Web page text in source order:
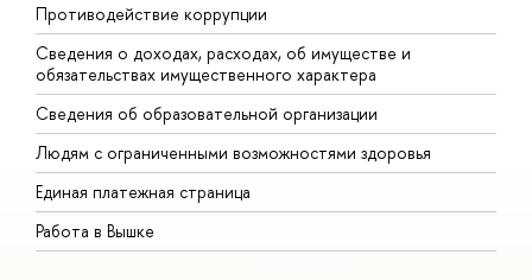
Противодействие коррупции
Сведения о доходах, расходах, об имуществе и
обязательствах имущественного характера
Сведения об образовательной организации
Людям с ограниченными возможностями здоровья
Единая платежная страница
Работа в Вышке